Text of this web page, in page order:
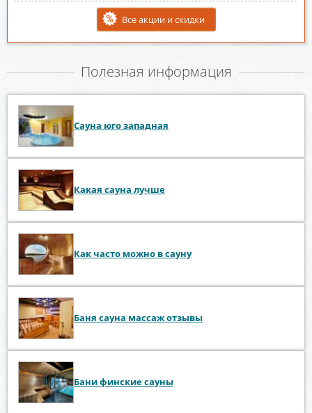
Все акции и скидки
Полезная информация
Сауна юго западная
Какая сауна лучше
Как часто можно в сауну
Баня сауна массаж отзывы
Бани финские сауны